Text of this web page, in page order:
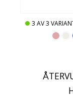
3 AV3